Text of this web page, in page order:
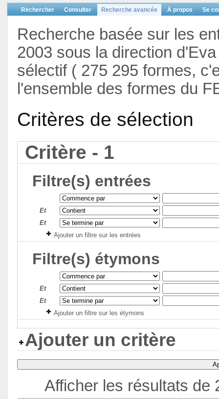
Rechercher Consulter Recherche avancée À propos Se
Recherche basée sur les
2003 sous la direction
sélectif ( 275 295 formes,
l'ensemble des formes du
Critères de sélection
Critère - 1
Filtre(s) entrées
Et
Et
Ajouter un filtre sur les entrées
Filtre(s) étymons
Et
Et
Ajouter un filtre sur les étymons
Ajouter un critère
Afficher les résultats de